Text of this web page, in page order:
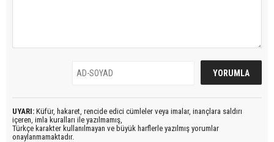
UYARI: Küfür, hakaret, rencide edici cümleler veya imalar, inançlara saldırı
içeren, imla kuralları ile yazılmamış,
Türkçe karakter kullanılmayan ve büyük harflerle yazılmış yorumlar
onaylanmamaktadır.